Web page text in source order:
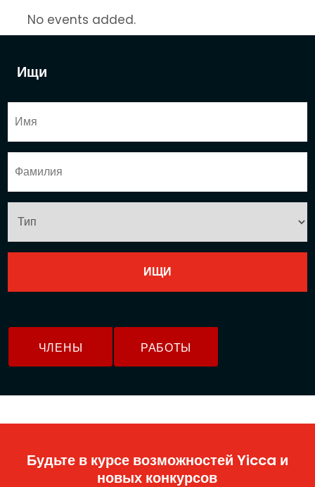
Ищи
ЧЛЕНЫ РАБОТЫ
No events added.
Будьте в курсе возможностей Yicca и
новых конкурсов